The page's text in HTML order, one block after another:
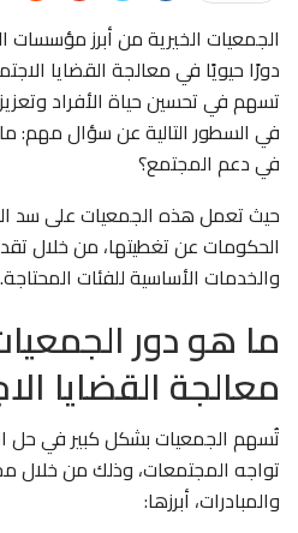
الجمعيات الخيرية من أبرز مؤسسات
دورًا حيويًا في معالجة القضايا
تسهم في تحسين حياة الأفراد
في السطور التالية عن سؤال مهم:
في دعم المجتمع؟
حيث تعمل هذه الجمعيات على سد
الحكومات عن تغطيتها، من خلال
والخدمات الأساسية للفئات المحتاجة.
ما هو دور
معالجة القضايا
تُسهم الجمعيات بشكل كبير في حل
تواجه المجتمعات، وذلك من خلال
والمبادرات، أبرزها: